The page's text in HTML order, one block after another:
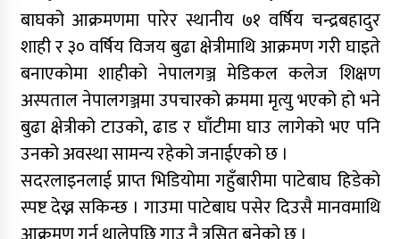
बाघको आक्रमणमा पारेर स्थानीय ७१ वर्षिय चन्द्रबहादुर
शाही र ३० वर्षिय विजय बुढा क्षेत्रीमाथि आक्रमण गरी घाइते
बनाएकोमा शाहीको नेपालगञ्ज मेडिकल कलेज शिक्षण
अस्पताल नेपालगञ्जमा उपचारको क्रममा मृत्यु भएको हो भने
बुढा क्षेत्रीको टाउको, ढाड र घाँटीमा घाउ लागेको भए पनि
उनको अवस्था सामन्य रहेको जनाईएको छ ।
सदरलाइनलाई प्राप्त भिडियोमा गहुँबारीमा पाटेबाघ हिडेको
स्पष्ट देख्न सकिन्छ । गाउमा पाटेबाघ पसेर दिउसै मानवमाथि